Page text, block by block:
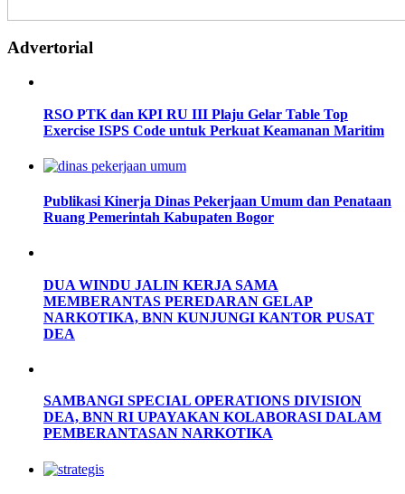
Advertorial
RSO PTK dan KPI RU III Plaju Gelar Table Top
Exercise ISPS Code untuk Perkuat Keamanan Maritim
Publikasi Kinerja Dinas Pekerjaan Umum dan Penataan
Ruang Pemerintah Kabupaten Bogor
DUA WINDU JALIN KERJA SAMA
MEMBERANTAS PEREDARAN GELAP
NARKOTIKA, BNN KUNJUNGI KANTOR PUSAT
DEA
SAMBANGI SPECIAL OPERATIONS DIVISION
DEA, BNN RI UPAYAKAN KOLABORASI DALAM
PEMBERANTASAN NARKOTIKA